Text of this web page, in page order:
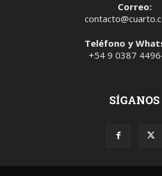
Correo:
Teléfono y
+54 9 0387
SÍGANOS